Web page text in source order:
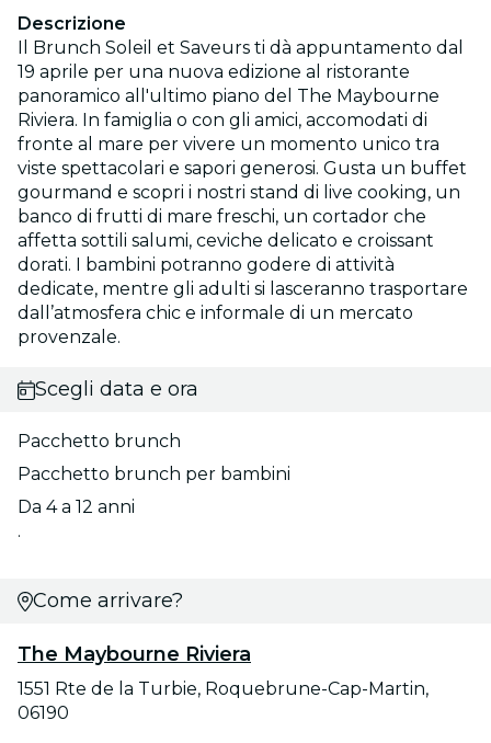
Descrizione
Il Brunch Soleil et Saveurs ti dà appuntamento dal
19 aprile per una nuova edizione al ristorante
panoramico all'ultimo piano del The Maybourne
Riviera. In famiglia o con gli amici, accomodati di
fronte al mare per vivere un momento unico tra
viste spettacolari e sapori generosi. Gusta un buffet
gourmand e scopri i nostri stand di live cooking, un
banco di frutti di mare freschi, un cortador che
affetta sottili salumi, ceviche delicato e croissant
dorati. I bambini potranno godere di attività
dedicate, mentre gli adulti si lasceranno trasportare
dall’atmosfera chic e informale di un mercato
provenzale.
Scegli data e ora
Pacchetto brunch
Pacchetto brunch per bambini
Da 4 a 12 anni
.
Come arrivare?
The Maybourne Riviera
1551 Rte de la Turbie, Roquebrune-Cap-Martin,
06190